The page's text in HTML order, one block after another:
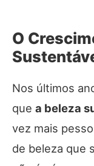
O
Nos últimos
que a beleza
vez mais
de beleza que